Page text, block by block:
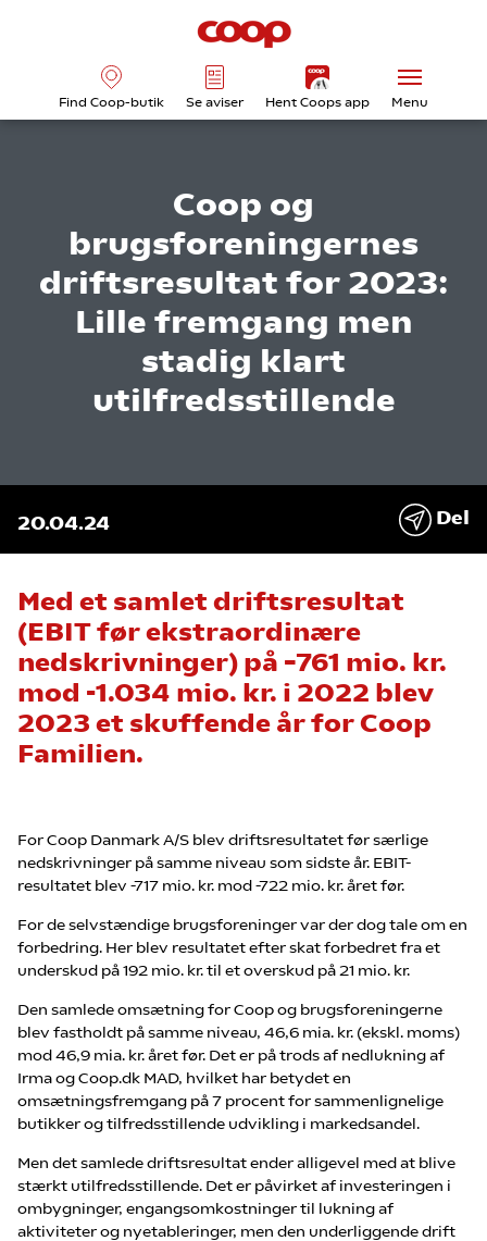
Find Coop-butik Se aviser Hent Coops app Menu
Coop og
brugsforeningernes
driftsresultat for 2023:
Lille fremgang men
stadig klart
utilfredsstillende
20.04.24 Del
Med et samlet driftsresultat
(EBIT før ekstraordinære
nedskrivninger) på –761 mio. kr.
mod -1.034 mio. kr. i 2022 blev
2023 et skuffende år for Coop
Familien.
For Coop Danmark A/S blev driftsresultatet før særlige
nedskrivninger på samme niveau som sidste år. EBIT-
resultatet blev -717 mio. kr. mod -722 mio. kr. året før.
For de selvstændige brugsforeninger var der dog tale om en
forbedring. Her blev resultatet efter skat forbedret fra et
underskud på 192 mio. kr. til et overskud på 21 mio. kr.
Den samlede omsætning for Coop og brugsforeningerne
blev fastholdt på samme niveau, 46,6 mia. kr. (ekskl. moms)
mod 46,9 mia. kr. året før. Det er på trods af nedlukning af
Irma og Coop.dk MAD, hvilket har betydet en
omsætningsfremgang på 7 procent for sammenlignelige
butikker og tilfredsstillende udvikling i markedsandel.
Men det samlede driftsresultat ender alligevel med at blive
stærkt utilfredsstillende. Det er påvirket af investeringen i
ombygninger, engangsomkostninger til lukning af
aktiviteter og nyetableringer, men den underliggende drift